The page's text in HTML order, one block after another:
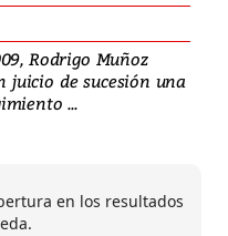
Rodrigo Muñoz
juicio de sucesión una
...
en los resultados